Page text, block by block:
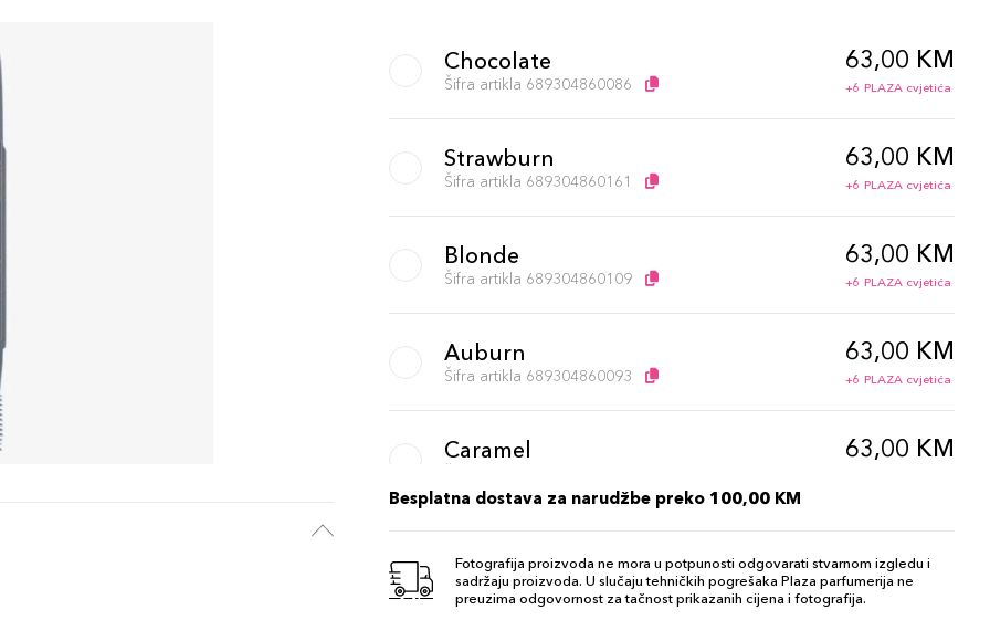
Chocolate
Šifra artikla 689304860086
63,00 KM
+6 PLAZA cvjetića
Strawburn
Šifra artikla 689304860161
63,00 KM
+6 PLAZA cvjetića
Blonde
Šifra artikla 689304860109
63,00 KM
+6 PLAZA cvjetića
Auburn
Šifra artikla 689304860093
63,00 KM
+6 PLAZA cvjetića
Caramel 63,00 KM
Šifra artikla 689304077026 +7 PLAZA cvjetića
Besplatna dostava za narudžbe preko 100,00 KM
Fotografija proizvoda ne mora u potpunosti odgovarati stvarnom izgledu i
sadržaju proizvoda. U slučaju tehničkih pogrešaka Plaza parfumerija ne
preuzima odgovornost za tačnost prikazanih cijena i fotografija.